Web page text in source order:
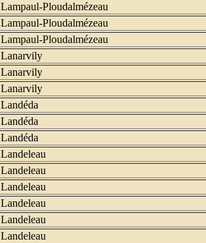
Lampaul-Ploudalmézeau
Lampaul-Ploudalmézeau
Lampaul-Ploudalmézeau
Lanarvily
Lanarvily
Lanarvily
Landéda
Landéda
Landéda
Landeleau
Landeleau
Landeleau
Landeleau
Landeleau
Landeleau